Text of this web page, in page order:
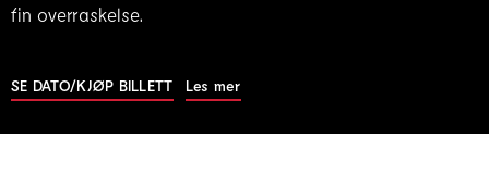
fin overraskelse.
SE DATO/KJØP BILLETT Les mer